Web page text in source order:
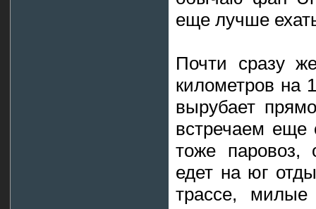
еще лучше
Почти сразу
километров на
вырубает
встречаем еще
тоже паровоз,
едет на юг
трассе, милые